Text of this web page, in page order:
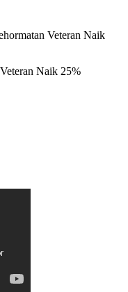
Veteran Naik
Naik 25%